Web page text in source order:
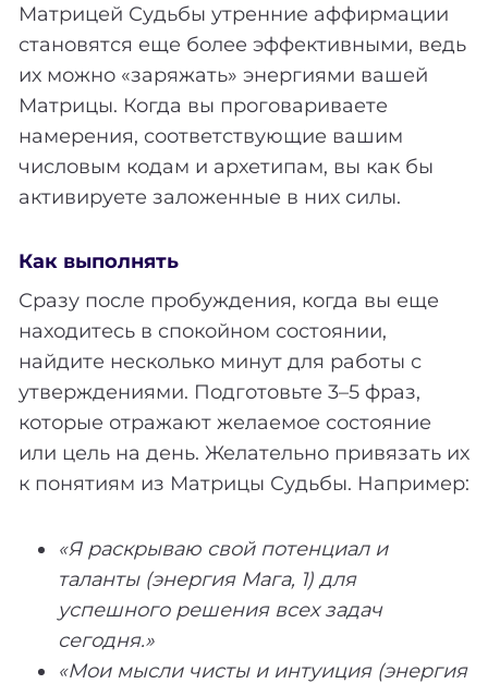
Матрицей Судьбы утренние аффирмации
становятся еще более эффективными, ведь
их можно «заряжать» энергиями вашей
Матрицы. Когда вы проговариваете
намерения, соответствующие вашим
числовым кодам и архетипам, вы как бы
активируете заложенные в них силы.
Как выполнять
Сразу после пробуждения, когда вы еще
находитесь в спокойном состоянии,
найдите несколько минут для работы с
утверждениями. Подготовьте 3–5 фраз,
которые отражают желаемое состояние
или цель на день. Желательно привязать их
к понятиям из Матрицы Судьбы. Например:
«Я раскрываю свой потенциал и
таланты (энергия Мага, 1) для
успешного решения всех задач
сегодня.»
«Мои мысли чисты и интуиция (энергия